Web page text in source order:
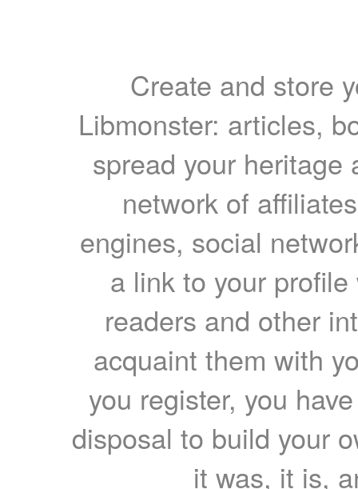
Create and store
Libmonster: articles,
spread your heritage
network of
engines, social
a link to your
readers and other
acquaint them with
you register, you
disposal to build your
it was, it is,